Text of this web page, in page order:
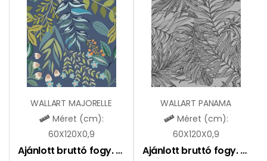
WALLART MAJORELLE
Méret (cm):
60X120X0,9
Ajánlott bruttó fogy. ár: 27490Ft
WALLART PANAMA
Méret (cm):
60X120X0,9
Ajánlott bruttó fogy. ár: